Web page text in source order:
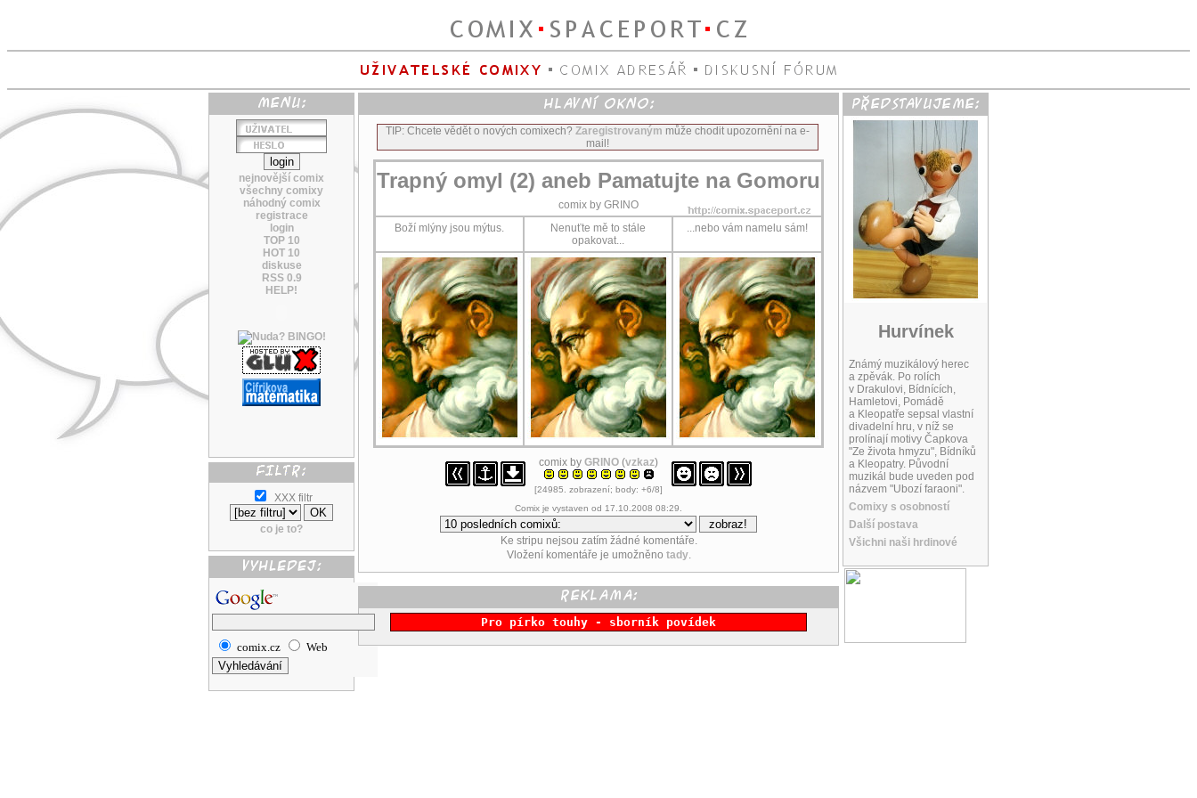
nejnovější comix
všechny comixy
náhodný comix
registrace
login
TOP 10
HOT 10
diskuse
RSS 0.9
HELP!
XXX filtr
co je to?
comix.cz Web
TIP: Chcete vědět o nových comixech? Zaregistrovaným může chodit upozornění na e-
mail!
Trapný omyl (2) aneb Pamatujte na Gomoru
comix by GRINO
Boží mlýny jsou mýtus.
Nenuťte mě to stále
opakovat...
...nebo vám namelu sám!
comix by GRINO (vzkaz)
[24985. zobrazení; body: +6/8]
Comix je vystaven od 17.10.2008 08:29.
Ke stripu nejsou zatím žádné komentáře.
Vložení komentáře je umožněno tady.
Pro pírko touhy - sborník povídek
Hurvínek
Známý muzikálový herec
a zpěvák. Po rolích
v Drakulovi, Bídnících,
Hamletovi, Pomádě
a Kleopatře sepsal vlastní
divadelní hru, v níž se
prolínají motivy Čapkova
"Ze života hmyzu", Bídníků
a Kleopatry. Původní
muzikál bude uveden pod
názvem "Ubozí faraoni".
Comixy s osobností
Další postava
Všichni naši hrdinové